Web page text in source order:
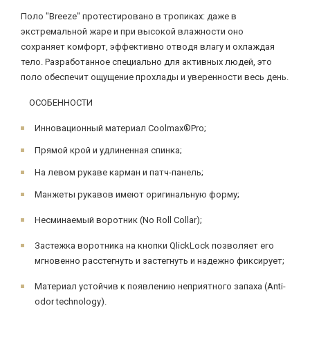
Поло "Breeze" протестировано в тропиках: даже в
экстремальной жаре и при высокой влажности оно
сохраняет комфорт, эффективно отводя влагу и охлаждая
тело. Разработанное специально для активных людей, это
поло обеспечит ощущение прохлады и уверенности весь день.
ОСОБЕННОСТИ
Инновационный материал Coolmax®Pro;
Прямой крой и удлиненная спинка;
На левом рукаве карман и патч-панель;
Манжеты рукавов имеют оригинальную форму;
Несминаемый воротник (No Roll Collar);
Застежка воротника на кнопки QlickLock позволяет его
мгновенно расстегнуть и застегнуть и надежно фиксирует;
Материал устойчив к появлению неприятного запаха (Anti-
odor technology).